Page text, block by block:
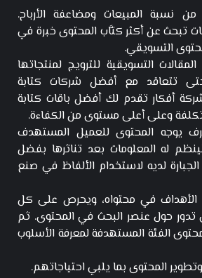
نسبة المبيعات ومضاعفة الأرباح.
تبحث عن أكثر كتَّاب المحتوى خبرة في
التسويقي.
التسويقية للترويج لمنتجاتها
تتعاقد مع أفضل شركات كتابة
أفكار تقدم لك أفضل باقات كتابة
وعلى أعلى مستوى من الكفاءة.
يوجه المحتوى للعميل المستهدف
له المعلومات بعد تناثرها بفضل
لديه لاستخدام الألفاظ في صنع
الأهداف في محتواه، ويحرص على كل
تدور حول عنصر البحث في المحتوى. ثم
الفئة المستهدفة لمعرفة الأسلوب
المحتوى بما يلبي احتياجاتهم.